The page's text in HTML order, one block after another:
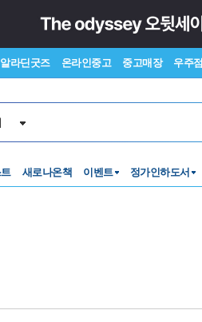
알라딘굿즈 온라인중고 중고매장 우주점
새로나온책 이벤트 정가인하도서